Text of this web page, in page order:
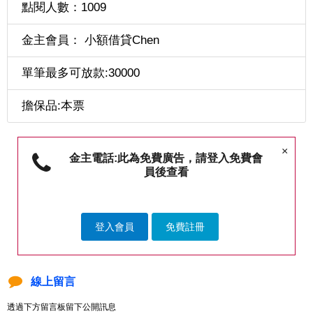
點閱人數：1009
金主會員： 小額借貸Chen
單筆最多可放款:30000
擔保品:本票
×
金主電話:此為免費廣告，請登入免費會
員後查看
登入會員 免費註冊
線上留言
透過下方留言板留下公開訊息